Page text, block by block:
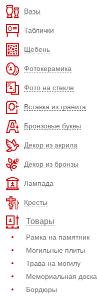
Вазы
Таблички
Щебень
Фотокерамика
Фото на стекле
Вставка из гранита
Бронзовые буквы
Декор из акрила
Декор из бронзы
Лампада
Кресты
Товары
Рамка на памятник
Могильные плиты
Трава на могилу
Мемориальная доска
Бордюры